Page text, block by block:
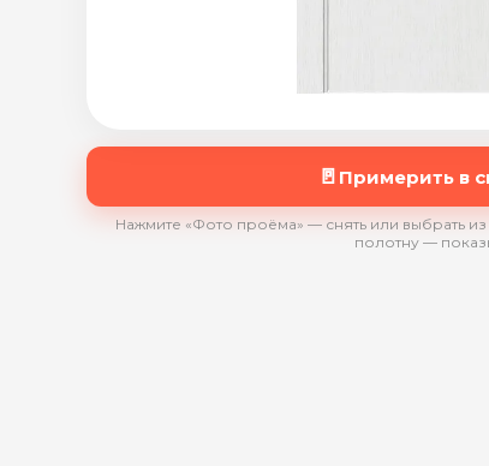
🚪 Примерить в
Нажмите «Фото проёма» — снять или выбрать
полотну —